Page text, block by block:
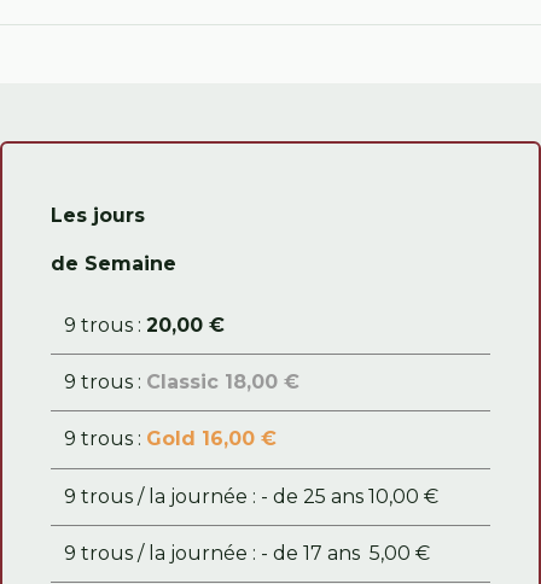
Les jours
de Semaine
9 trous :20,00 €
9 trous : Classic 18,00 €
9 trous : Gold 16,00 €
9 trous / la journée : - de 25 ans 10,00 €
9 trous / la journée : - de 17 ans 5,00 €